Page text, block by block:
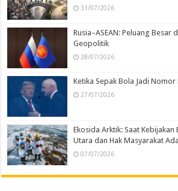
31/07/2026
Rusia–ASEAN: Peluang Besar
Geopolitik
28/07/2026
Ketika Sepak Bola Jadi
27/07/2026
Ekosida Arktik: Saat
Utara dan Hak Masyarakat
07/07/2026